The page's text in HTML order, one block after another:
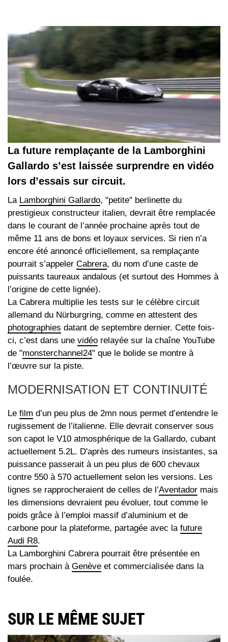
La future remplaçante de la Lamborghini
Gallardo s’est laissée surprendre en vidéo
lors d’essais sur circuit.
La Lamborghini Gallardo, "petite" berlinette du
prestigieux constructeur italien, devrait être remplacée
dans le courant de l’année prochaine après tout de
même 11 ans de bons et loyaux services. Si rien n’a
encore été annoncé officiellement, sa remplaçante
pourrait s’appeler Cabrera, du nom d’une caste de
puissants taureaux andalous (et surtout des Hommes à
l’origine de cette lignée).
La Cabrera multiplie les tests sur le célèbre circuit
allemand du Nürburgring, comme en attestent des
photographies datant de septembre dernier. Cette fois-
ci, c’est dans une vidéo relayée sur la chaîne YouTube
de "monsterchannel24" que le bolide se montre à
l’œuvre sur la piste.
MODERNISATION ET CONTINUITÉ
Le film d’un peu plus de 2mn nous permet d’entendre le
rugissement de l’italienne. Elle devrait conserver sous
son capot le V10 atmosphérique de la Gallardo, cubant
actuellement 5.2L. D'après des rumeurs insistantes, sa
puissance passerait à un peu plus de 600 chevaux
contre 550 à 570 actuellement selon les versions. Les
lignes se rapprocheraient de celles de l’Aventador mais
les dimensions devraient peu évoluer, tout comme le
poids grâce à l’emploi massif d’aluminium et de
carbone pour la plateforme, partagée avec la future
Audi R8.
La Lamborghini Cabrera pourrait être présentée en
mars prochain à Genève et commercialisée dans la
foulée.
SUR LE MÊME SUJET